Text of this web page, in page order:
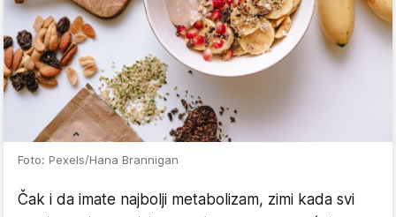
Foto: Pexels/Hana Brannigan
Čak i da imate najbolji metabolizam, zimi kada svi